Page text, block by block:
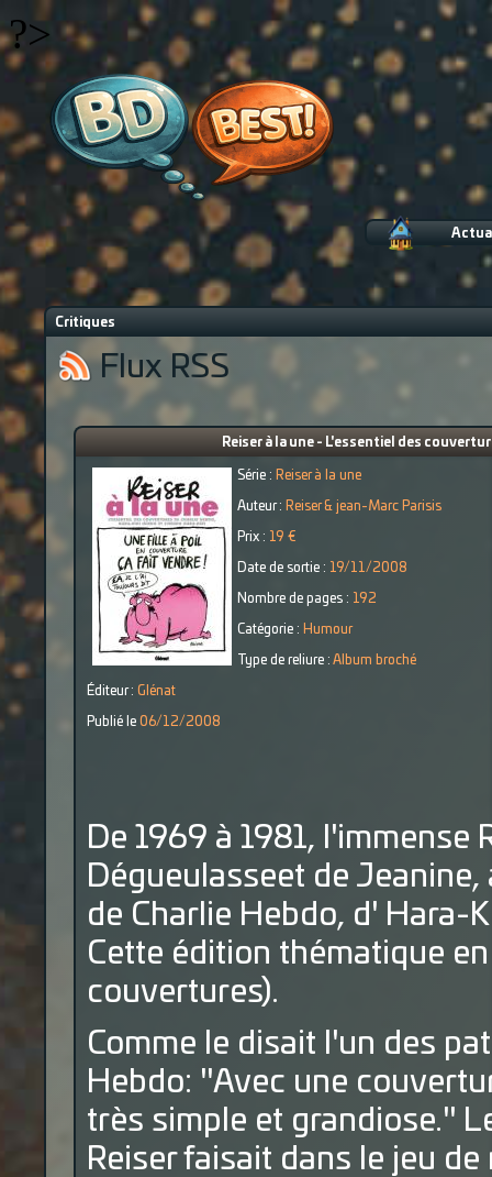
?>
Critiques
Flux RSS
Reiser à la une - L'essentiel des
Série : Reiser à la une
Auteur : Reiser & jean-Marc Parisis
Prix : 19 €
Date de sortie : 19/11/2008
Nombre de pages : 192
Catégorie : Humour
Type de reliure : Album broché
Éditeur : Glénat
Publié le 06/12/2008
De 1969 à 1981, l'immense
Dégueulasseet de
de Charlie Hebdo, d' Hara-
Cette édition thématique
couvertures).
Comme le disait l'un des
Hebdo: "Avec une
très simple et grandiose."
Reiser faisait dans le jeu